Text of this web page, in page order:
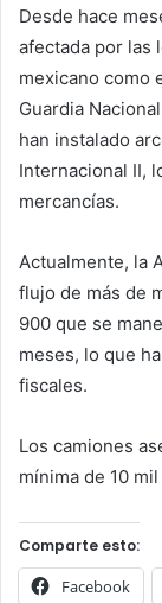
Desde hace
afectada por las
mexicano como
Guardia
han instalado
Internacional II,
mercancías.
Actualmente, la
flujo de más de
900 que se
meses, lo que
fiscales.
Los camiones
mínima de 10
Comparte esto:
Facebook